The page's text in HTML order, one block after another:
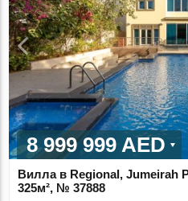
8 999 999 AED
Вилла в Regional, Jumeirah
325м², № 37888